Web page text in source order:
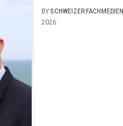
BY SCHWEIZER FACHMEDIEN
2026